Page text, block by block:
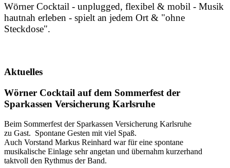
Wörner Cocktail - unplugged, flexibel & mobil - Musik
hautnah erleben - spielt an jedem Ort & "ohne
Steckdose".
Aktuelles
Wörner Cocktail auf dem Sommerfest der
Sparkassen Versicherung Karlsruhe
Beim Sommerfest der Sparkassen Versicherung Karlsruhe
zu Gast. Spontane Gesten mit viel Spaß.
Auch Vorstand Markus Reinhard war für eine spontane
musikalische Einlage sehr angetan und übernahm kurzerhand
taktvoll den Rythmus der Band.